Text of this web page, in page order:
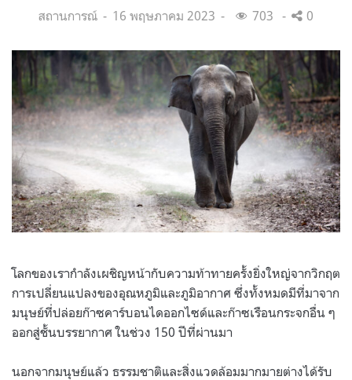
Categories:
สถานการณ์
Posted
16 พฤษภาคม 2023 703 0
โลกของเรากำลังเผชิญหน้ากับความท้าทายครั้งยิ่งใหญ่จากวิกฤต
การเปลี่ยนแปลงของอุณหภูมิและภูมิอากาศ ซึ่งทั้งหมดมีที่มาจาก
มนุษย์ที่ปล่อยก๊าซคาร์บอนไดออกไซด์และก๊าซเรือนกระจกอื่น ๆ
ออกสู่ชั้นบรรยากาศ ในช่วง 150 ปีที่ผ่านมา
นอกจากมนุษย์แล้ว ธรรมชาติและสิ่งแวดล้อมมากมายต่างได้รับ